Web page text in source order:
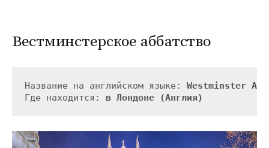
Вестминстерское аббатство
Название на английском языке: Westminster
Где находится: в Лондоне (Англия)